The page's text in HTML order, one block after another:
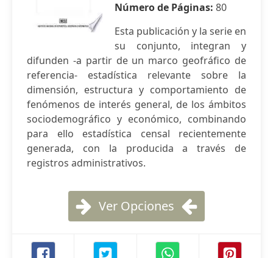
Número de Páginas: 80
Esta publicación y la serie en
su conjunto, integran y
difunden -a partir de un marco geofráfico de
referencia- estadística relevante sobre la
dimensión, estructura y comportamiento de
fenómenos de interés general, de los ámbitos
sociodemográfico y económico, combinando
para ello estadística censal recientemente
generada, con la producida a través de
registros administrativos.
Ver Opciones